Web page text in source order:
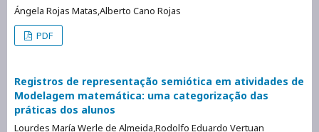
Ángela Rojas Matas,Alberto Cano Rojas
PDF
Registros de representação semiótica em atividades de
Modelagem matemática: uma categorização das
práticas dos alunos
Lourdes María Werle de Almeida,Rodolfo Eduardo Vertuan